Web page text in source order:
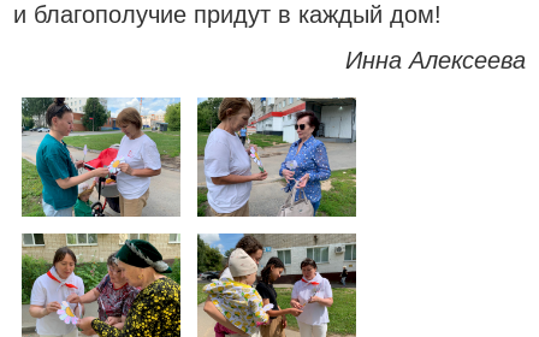
и благополучие придут в каждый дом!
Инна Алексеева